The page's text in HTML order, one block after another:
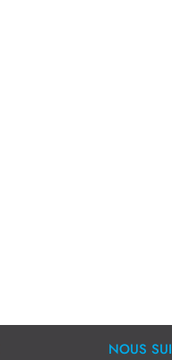
NOUS